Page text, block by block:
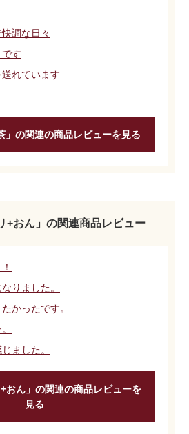
調な日々
す
れています
」の関連の商品レビューを見る
+おん」の関連商品レビュー
りました。
かったです。
ました。
+おん」の関連の商品レビューを
見る